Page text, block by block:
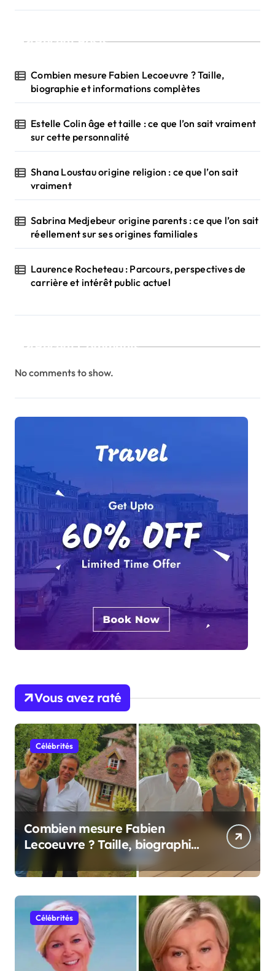
Recent Posts
Combien mesure Fabien Lecoeuvre ? Taille,
biographie et informations complètes
Estelle Colin âge et taille : ce que l’on sait vraiment
sur cette personnalité
Shana Loustau origine religion : ce que l’on sait
vraiment
Sabrina Medjebeur origine parents : ce que l’on sait
réellement sur ses origines familiales
Laurence Rocheteau : Parcours, perspectives de
carrière et intérêt public actuel
Recent Comments
No comments to show.
Vous avez raté
Célébrités
Combien mesure Fabien
Lecoeuvre ? Taille, biographie
et informations complètes
Célébrités